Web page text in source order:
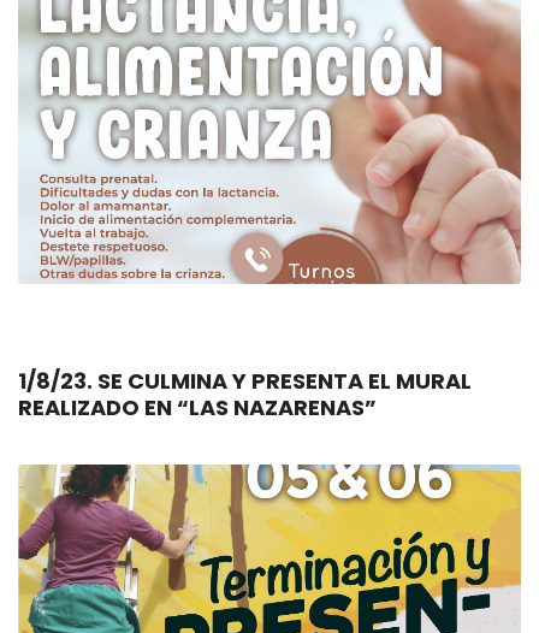
1/8/23. SE CULMINA Y PRESENTA EL MURAL
REALIZADO EN “LAS NAZARENAS”